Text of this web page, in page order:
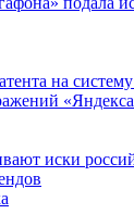
на
иски